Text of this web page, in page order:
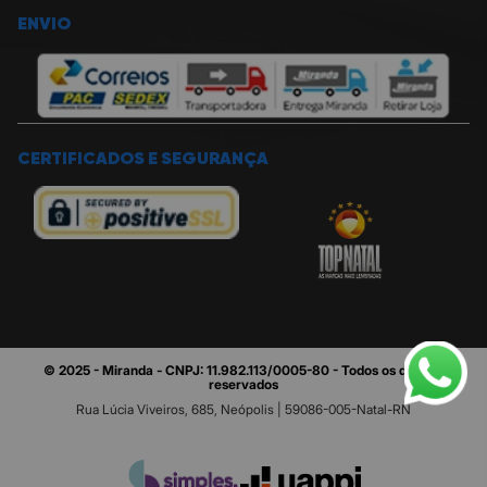
ENVIO
CERTIFICADOS E SEGURANÇA
© 2025 - Miranda - CNPJ: 11.982.113/0005-80 - Todos os direitos
reservados
Rua Lúcia Viveiros, 685, Neópolis | 59086-005-Natal-RN